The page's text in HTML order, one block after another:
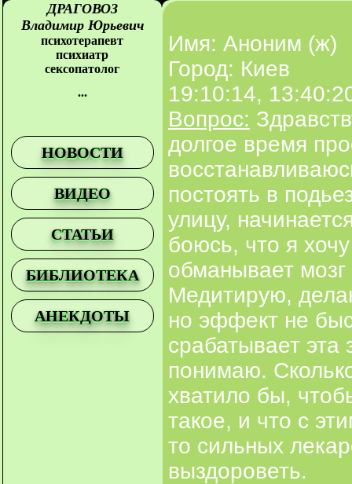
ДРАГОВОЗ
Владимир Юрьевич
психотерапевт
психиатр
сексопатолог
...
НОВОСТИ
ВИДЕО
СТАТЬИ
БИБЛИОТЕКА
АНЕКДОТЫ
Имя: Аноним (ж)
Город: Киев
19:10:14,
Вопрос:
долгое время
постоять в
улицу,
боюсь, что я
обманывает
Медитирую,
но эффект не
срабатывает
понимаю.
хватило бы,
такое, и что с
то сильных
выздороветь.